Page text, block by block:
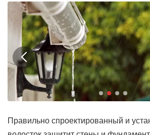
Правильно спроектированный и